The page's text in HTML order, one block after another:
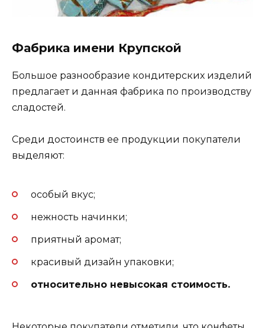
Фабрика имени Крупской
Большое разнообразие кондитерских изделий
предлагает и данная фабрика по производству
сладостей.
Среди достоинств ее продукции покупатели
выделяют:
особый вкус;
нежность начинки;
приятный аромат;
красивый дизайн упаковки;
относительно невысокая стоимость.